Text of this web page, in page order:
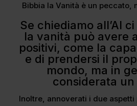
Bibbia la Vanità è un peccato,
Se chiediamo all’AI
la vanità può avere
positivi, come la
e di prendersi il
mondo, ma in
considerata
Inoltre, annoverati i due